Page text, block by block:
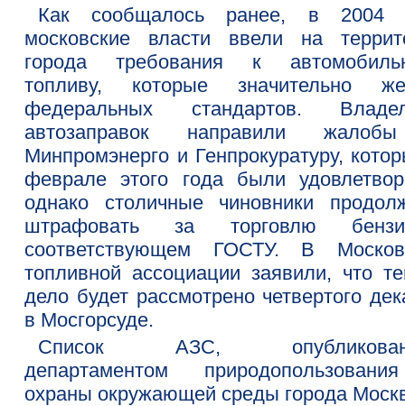
Как сообщалось ранее, в 2004
московские власти ввели на
города требования к
топливу, которые значительно
федеральных стандартов.
автозаправок направили
Минпромэнерго и Генпрокуратуру,
феврале этого года были
однако столичные чиновники
штрафовать за торговлю
соответствующем ГОСТУ. В
топливной ассоциации заявили, что
дело будет рассмотрено четвертого
в Мосгорсуде.
Список АЗС,
департаментом
охраны окружающей среды города